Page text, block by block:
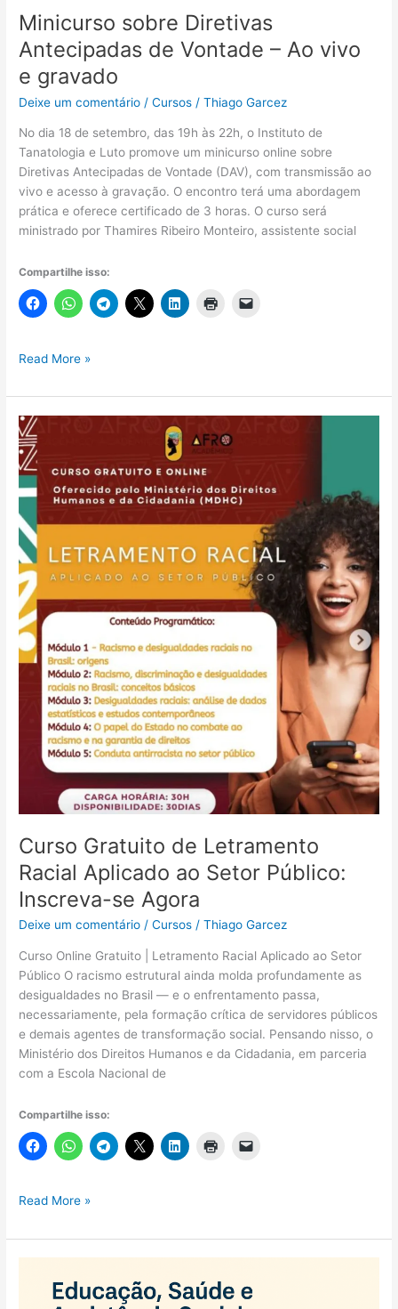
Minicurso sobre Diretivas
Antecipadas de Vontade – Ao vivo
e gravado
Deixe um comentário /Cursos /Thiago Garcez
No dia 18 de setembro, das 19h às 22h, o Instituto de
Tanatologia e Luto promove um minicurso online sobre
Diretivas Antecipadas de Vontade (DAV), com transmissão ao
vivo e acesso à gravação. O encontro terá uma abordagem
prática e oferece certificado de 3 horas. O curso será
ministrado por Thamires Ribeiro Monteiro, assistente social
Compartilhe isso:
Minicurso
Diretivas
Antecipadas
de
Vontade
–
Ao
vivo
e
gravado
Read More »
Curso Gratuito de Letramento
Racial Aplicado ao Setor Público:
Inscreva-se Agora
Deixe um comentário /Cursos /Thiago Garcez
Curso Online Gratuito | Letramento Racial Aplicado ao Setor
Público O racismo estrutural ainda molda profundamente as
desigualdades no Brasil — e o enfrentamento passa,
necessariamente, pela formação crítica de servidores públicos
e demais agentes de transformação social. Pensando nisso, o
Ministério dos Direitos Humanos e da Cidadania, em parceria
com a Escola Nacional de
Compartilhe isso:
Curso
de
Letramento
Aplicado
Read More »